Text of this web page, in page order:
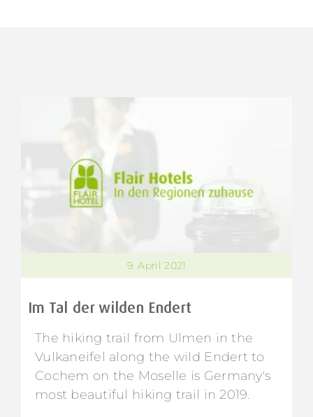
9. April 2021
Im Tal der wilden Endert
The hiking trail from Ulmen in the
Vulkaneifel along the wild Endert to
Cochem on the Moselle is Germany's
most beautiful hiking trail in 2019.